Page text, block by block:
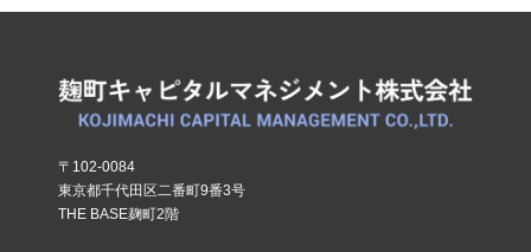
〒102-0084
東京都千代田区二番町9番3号
THE BASE麹町2階